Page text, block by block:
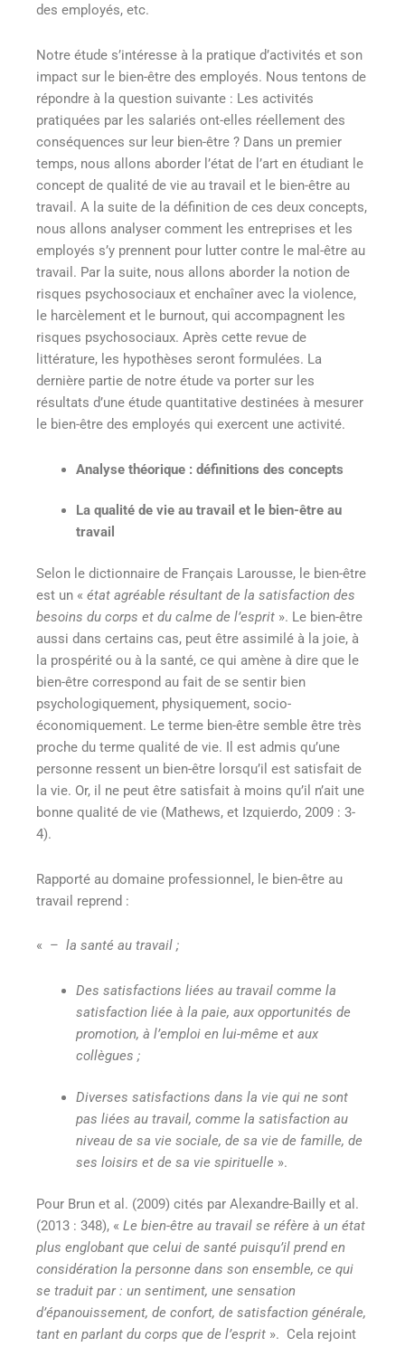
des employés, etc.
Notre étude s’intéresse à la pratique d’activités et son
impact sur le bien-être des employés. Nous tentons de
répondre à la question suivante : Les activités
pratiquées par les salariés ont-elles réellement des
conséquences sur leur bien-être ? Dans un premier
temps, nous allons aborder l’état de l’art en étudiant le
concept de qualité de vie au travail et le bien-être au
travail. A la suite de la définition de ces deux concepts,
nous allons analyser comment les entreprises et les
employés s’y prennent pour lutter contre le mal-être au
travail. Par la suite, nous allons aborder la notion de
risques psychosociaux et enchaîner avec la violence,
le harcèlement et le burnout, qui accompagnent les
risques psychosociaux. Après cette revue de
littérature, les hypothèses seront formulées. La
dernière partie de notre étude va porter sur les
résultats d’une étude quantitative destinées à mesurer
le bien-être des employés qui exercent une activité.
Analyse théorique : définitions des concepts
La qualité de vie au travail et le bien-être au
travail
Selon le dictionnaire de Français Larousse, le bien-être
est un « état agréable résultant de la satisfaction des
besoins du corps et du calme de l’esprit ». Le bien-être
aussi dans certains cas, peut être assimilé à la joie, à
la prospérité ou à la santé, ce qui amène à dire que le
bien-être correspond au fait de se sentir bien
psychologiquement, physiquement, socio-
économiquement. Le terme bien-être semble être très
proche du terme qualité de vie. Il est admis qu’une
personne ressent un bien-être lorsqu’il est satisfait de
la vie. Or, il ne peut être satisfait à moins qu’il n’ait une
bonne qualité de vie (Mathews, et Izquierdo, 2009 : 3-
4).
Rapporté au domaine professionnel, le bien-être au
travail reprend :
« – la santé au travail ;
Des satisfactions liées au travail comme la
satisfaction liée à la paie, aux opportunités de
promotion, à l’emploi en lui-même et aux
collègues ;
Diverses satisfactions dans la vie qui ne sont
pas liées au travail, comme la satisfaction au
niveau de sa vie sociale, de sa vie de famille, de
ses loisirs et de sa vie spirituelle ».
Pour Brun et al. (2009) cités par Alexandre-Bailly et al.
(2013 : 348), « Le bien-être au travail se réfère à un état
plus englobant que celui de santé puisqu’il prend en
considération la personne dans son ensemble, ce qui
se traduit par : un sentiment, une sensation
d’épanouissement, de confort, de satisfaction générale,
tant en parlant du corps que de l’esprit ». Cela rejoint